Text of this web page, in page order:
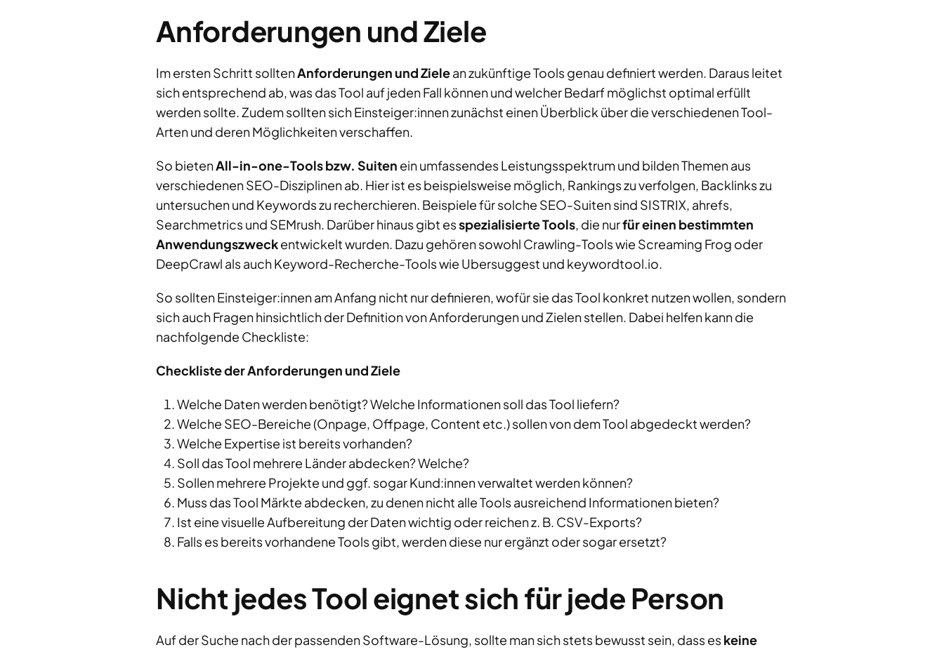
Anforderungen und Ziele
Im ersten Schritt solltenAnforderungen und Zielean zukünftige Tools genau definiert werden. Daraus leitet
sich entsprechend ab, was das Tool auf jeden Fall können und welcher Bedarf möglichst optimal erfüllt
werden sollte. Zudem sollten sich Einsteiger:innen zunächst einen Überblick über die verschiedenen Tool-
Arten und deren Möglichkeiten verschaffen.
So bietenAll-in-one-Tools bzw. Suiten ein umfassendes Leistungsspektrum und bilden Themen aus
verschiedenen SEO-Disziplinen ab. Hier ist es beispielsweise möglich, Rankings zu verfolgen, Backlinks zu
untersuchen und Keywords zu recherchieren. Beispiele für solche SEO-Suiten sind SISTRIX, ahrefs,
Searchmetrics und SEMrush. Darüber hinaus gibt esspezialisierte Tools, die nurfür einen bestimmten
Anwendungszweckentwickelt wurden. Dazu gehören sowohl Crawling-Tools wie Screaming Frog oder
DeepCrawl als auch Keyword-Recherche-Tools wie Ubersuggest und keywordtool.io.
So sollten Einsteiger:innen am Anfang nicht nur definieren, wofür sie das Tool konkret nutzen wollen, sondern
sich auch Fragen hinsichtlich der Definition von Anforderungen und Zielen stellen. Dabei helfen kann die
nachfolgende Checkliste:
Checkliste der Anforderungen und Ziele
Welche Daten werden benötigt? Welche Informationen soll das Tool liefern?
Welche SEO-Bereiche (Onpage, Offpage, Content etc.) sollen von dem Tool abgedeckt werden?
Welche Expertise ist bereits vorhanden?
Soll das Tool mehrere Länder abdecken? Welche?
Sollen mehrere Projekte und ggf. sogar Kund:innen verwaltet werden können?
Muss das Tool Märkte abdecken, zu denen nicht alle Tools ausreichend Informationen bieten?
Ist eine visuelle Aufbereitung der Daten wichtig oder reichen z. B. CSV-Exports?
Falls es bereits vorhandene Tools gibt, werden diese nur ergänzt oder sogar ersetzt?
Nicht jedes Tool eignet sich für jede Person
Auf der Suche nach der passenden Software-Lösung, sollte man sich stets bewusst sein, dass eskeine